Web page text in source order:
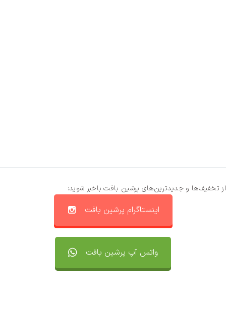
از تخفیف‌ها و جدیدترین‌های پرشین بافت باخبر شوید:
اینستاگرام پرشین بافت
واتس آپ پرشین بافت